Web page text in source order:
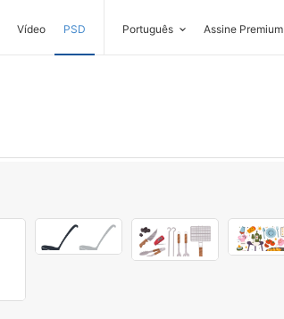
Vídeo PSD Português Assine Premium